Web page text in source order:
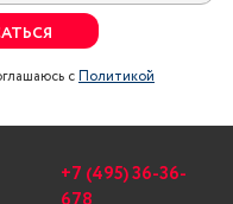
сПолитикой
+7 (495) 36-36-